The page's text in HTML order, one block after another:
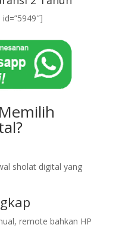
sholat digital yang
remote bahkan HP